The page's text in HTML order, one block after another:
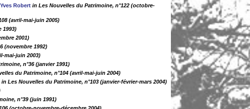
Yves Robert in Les Nouvelles du Patrimoine, n°122 (octobre-
(avril-mai-juin 2005)
1993)
2001)
(novembre 1992)
mai-juin 2003)
n°36 (janvier 1991)
du Patrimoine, n°104 (avril-mai-juin 2004)
in Les Nouvelles du Patrimoine, n°103 (janvier-février-mars 2004)
n°39 (juin 1991)